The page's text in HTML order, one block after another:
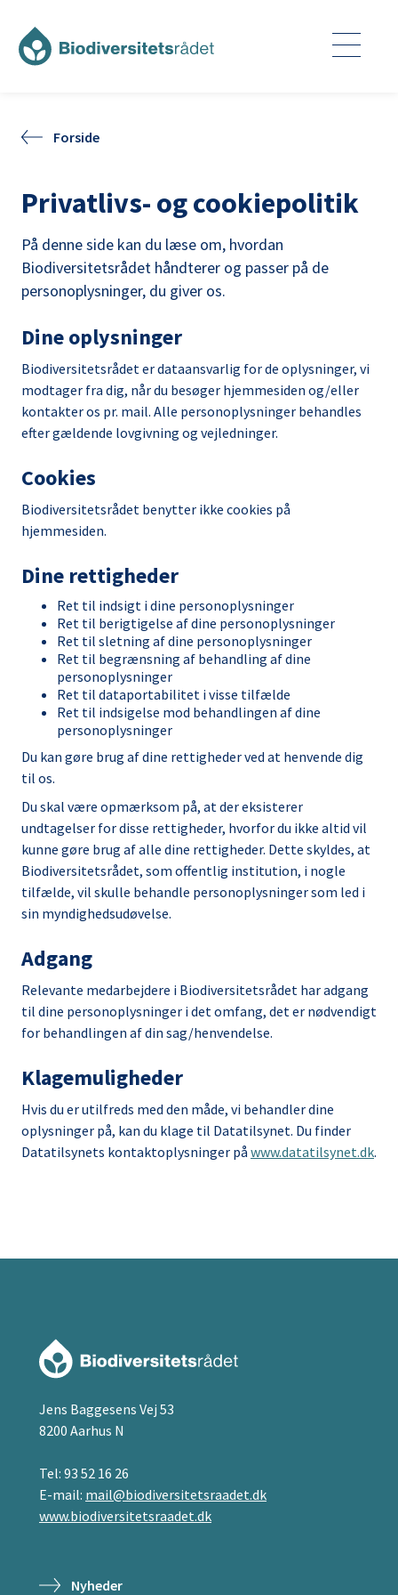
Forside
Privatlivs- og cookiepolitik
På denne side kan du læse om, hvordan
Biodiversitetsrådet håndterer og passer på de
personoplysninger, du giver os.
Dine oplysninger
Biodiversitetsrådet er dataansvarlig for de oplysninger, vi
modtager fra dig, når du besøger hjemmesiden og/eller
kontakter os pr. mail. Alle personoplysninger behandles
efter gældende lovgivning og vejledninger.
Cookies
Biodiversitetsrådet benytter ikke cookies på
hjemmesiden.
Dine rettigheder
Ret til indsigt i dine personoplysninger
Ret til berigtigelse af dine personoplysninger
Ret til sletning af dine personoplysninger
Ret til begrænsning af behandling af dine
personoplysninger
Ret til dataportabilitet i visse tilfælde
Ret til indsigelse mod behandlingen af dine
personoplysninger
Du kan gøre brug af dine rettigheder ved at henvende dig
til os.
Du skal være opmærksom på, at der eksisterer
undtagelser for disse rettigheder, hvorfor du ikke altid vil
kunne gøre brug af alle dine rettigheder. Dette skyldes, at
Biodiversitetsrådet, som offentlig institution, i nogle
tilfælde, vil skulle behandle personoplysninger som led i
sin myndighedsudøvelse.
Adgang
Relevante medarbejdere i Biodiversitetsrådet har adgang
til dine personoplysninger i det omfang, det er nødvendigt
for behandlingen af din sag/henvendelse.
Klagemuligheder
Hvis du er utilfreds med den måde, vi behandler dine
oplysninger på, kan du klage til Datatilsynet. Du finder
Datatilsynets kontaktoplysninger på www.datatilsynet.dk.
Jens Baggesens Vej 53
8200 Aarhus N
Tel: 93 52 16 26
E-mail: mail@biodiversitetsraadet.dk
www.biodiversitetsraadet.dk
Nyheder